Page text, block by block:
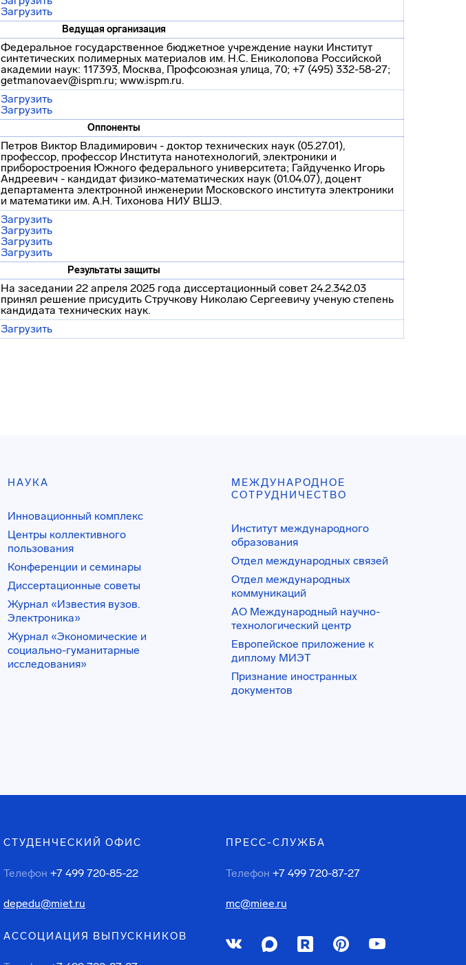
Загрузить
Ведущая организация
Федеральное государственное бюджетное учреждение науки Институт
синтетических полимерных материалов им. Н.С. Ениколопова Российской
академии наук: 117393, Москва, Профсоюзная улица, 70; +7 (495) 332-58-27;
getmanovaev@ispm.ru; www.ispm.ru.
Загрузить
Загрузить
Оппоненты
Петров Виктор Владимирович - доктор технических наук (05.27.01),
профессор, профессор Института нанотехнологий, электроники и
приборостроения Южного федерального университета; Гайдученко Игорь
Андреевич - кандидат физико-математических наук (01.04.07), доцент
департамента электронной инженерии Московского института электроники
и математики им. А.Н. Тихонова НИУ ВШЭ.
Загрузить
Загрузить
Загрузить
Загрузить
Результаты защиты
На заседании 22 апреля 2025 года диссертационный совет 24.2.342.03
принял решение присудить Стручкову Николаю Сергеевичу ученую степень
кандидата технических наук.
Загрузить
НАУКА
Инновационный комплекс
Центры коллективного
пользования
Конференции и семинары
Диссертационные советы
Журнал «Известия вузов.
Электроника»
Журнал «Экономические и
социально-гуманитарные
исследования»
МЕЖДУНАРОДНОЕ
СОТРУДНИЧЕСТВО
Институт международного
образования
Отдел международных связей
Отдел международных
коммуникаций
АО Международный научно-
технологический центр
Европейское приложение к
диплому МИЭТ
Признание иностранных
документов
СТУДЕНЧЕСКИЙ ОФИС
Телефон +7 499 720-85-22
depedu@miet.ru
АССОЦИАЦИЯ ВЫПУСКНИКОВ
ПРЕСС-СЛУЖБА
Телефон +7 499 720-87-27
mc@miee.ru